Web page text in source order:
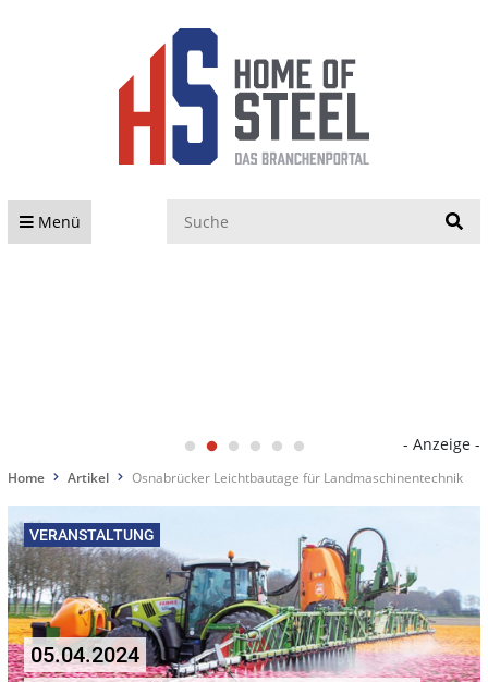
Menü
- Anzeige -
Home Artikel Osnabrücker Leichtbautage für Landmaschinentechnik
VERANSTALTUNG
05.04.2024